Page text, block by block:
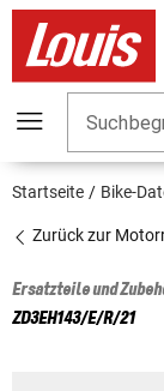
Startseite Bike-
Zurück zur
Ersatzteile und
ZD3EH143/E/R/21